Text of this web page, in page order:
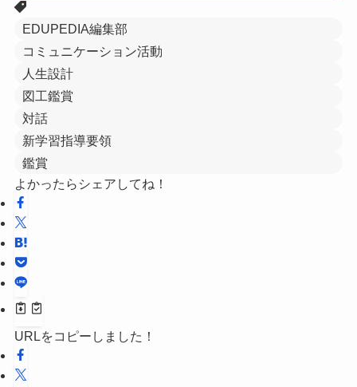
EDUPEDIA編集部
コミュニケーション活動
人生設計
図工鑑賞
対話
新学習指導要領
鑑賞
よかったらシェアしてね！
URLをコピーしました！